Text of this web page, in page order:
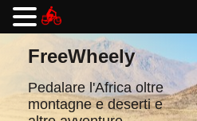
contenutoFreeWheely
Pedalare l'Africa oltre
montagne e deserti e